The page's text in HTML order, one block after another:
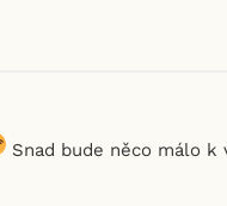
Snad bude něco málo k